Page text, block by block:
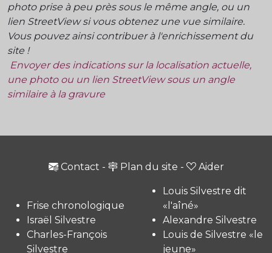
photo prise à peu près sous le même angle, ou un
lien StreetView si vous obtenez une vue similaire.
Vous pouvez ainsi contribuer à l'enrichissement du
site !
Envoyer des indications sur la localisation actuelle,
une photo ou un lien StreetView sous un angle
similaire à la gravure
Contact - Plan du site - Aider
Frise chronologique
Israël Silvestre
Charles-François
Silvestre
Louis Silvestre dit
«l'aîné»
Alexandre Silvestre
Louis de Silvestre «le
jeune»